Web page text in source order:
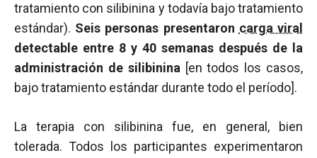
tratamiento con silibinina y todavía bajo tratamiento
estándar). Seis personas presentaron carga viral
detectable entre 8 y 40 semanas después de la
administración de silibinina [en todos los casos,
bajo tratamiento estándar durante todo el período].
La terapia con silibinina fue, en general, bien
tolerada. Todos los participantes experimentaron